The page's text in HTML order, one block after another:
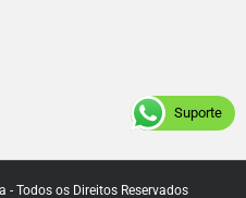
Todos os Direitos Reservados
Suporte